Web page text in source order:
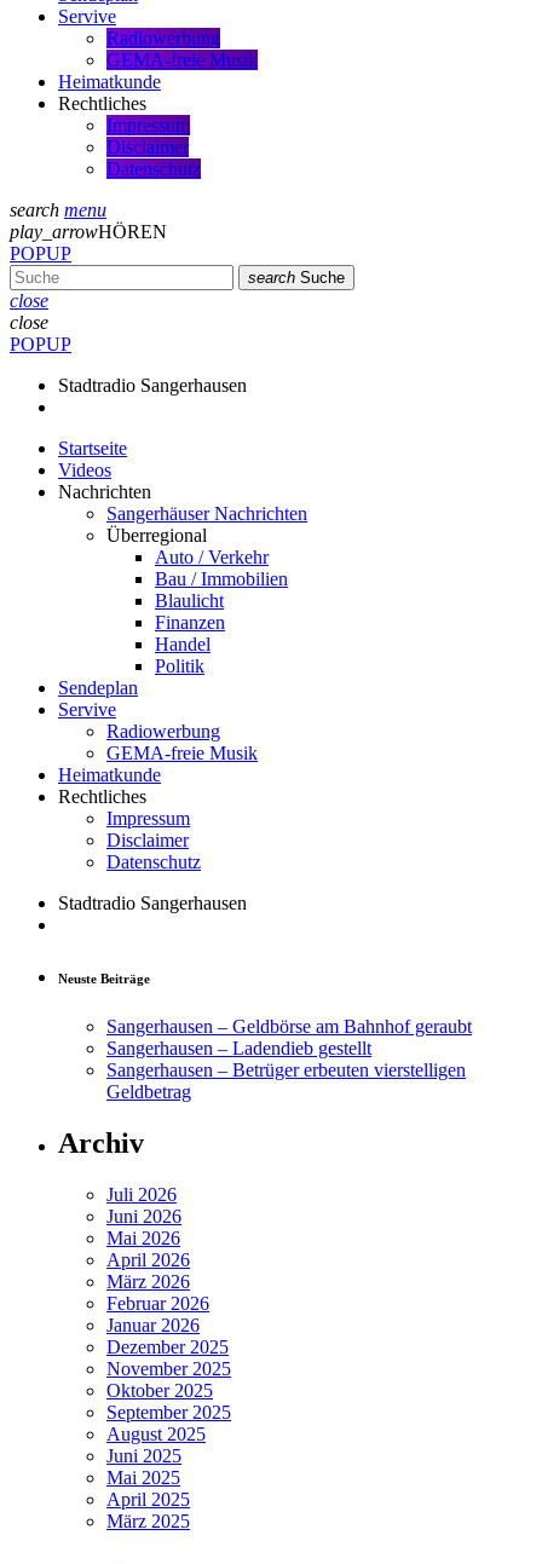
Servive
Radiowerbung
GEMA-freie Musik
Heimatkunde
Rechtliches
Impressum
Disclaimer
Datenschutz
search menu
play_arrowHÖREN
POPUP
search Suche
close
close
POPUP
Stadtradio Sangerhausen
Startseite
Videos
Nachrichten
Sangerhäuser Nachrichten
Überregional
Auto / Verkehr
Bau / Immobilien
Blaulicht
Finanzen
Handel
Politik
Sendeplan
Servive
Radiowerbung
GEMA-freie Musik
Heimatkunde
Rechtliches
Impressum
Disclaimer
Datenschutz
Stadtradio Sangerhausen
Neuste Beiträge
Sangerhausen – Geldbörse am Bahnhof geraubt
Sangerhausen – Ladendieb gestellt
Sangerhausen – Betrüger erbeuten vierstelligen
Geldbetrag
Archiv
Juli 2026
Juni 2026
Mai 2026
April 2026
März 2026
Februar 2026
Januar 2026
Dezember 2025
November 2025
Oktober 2025
September 2025
August 2025
Juni 2025
Mai 2025
April 2025
März 2025